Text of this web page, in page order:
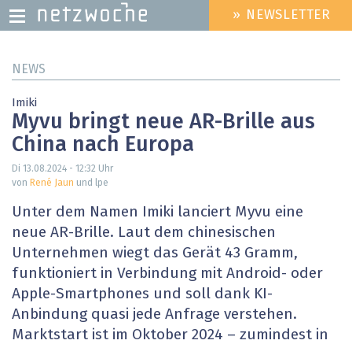
zum
HEADER
MENU
» NEWSLETTER
NEWS
Imiki
Myvu bringt neue AR-Brille aus
China nach Europa
Di 13.08.2024 - 12:32 Uhr
von René Jaun und lpe
Unter dem Namen Imiki lanciert Myvu eine
neue AR-Brille. Laut dem chinesischen
Unternehmen wiegt das Gerät 43 Gramm,
funktioniert in Verbindung mit Android- oder
Apple-Smartphones und soll dank KI-
Anbindung quasi jede Anfrage verstehen.
Marktstart ist im Oktober 2024 – zumindest in